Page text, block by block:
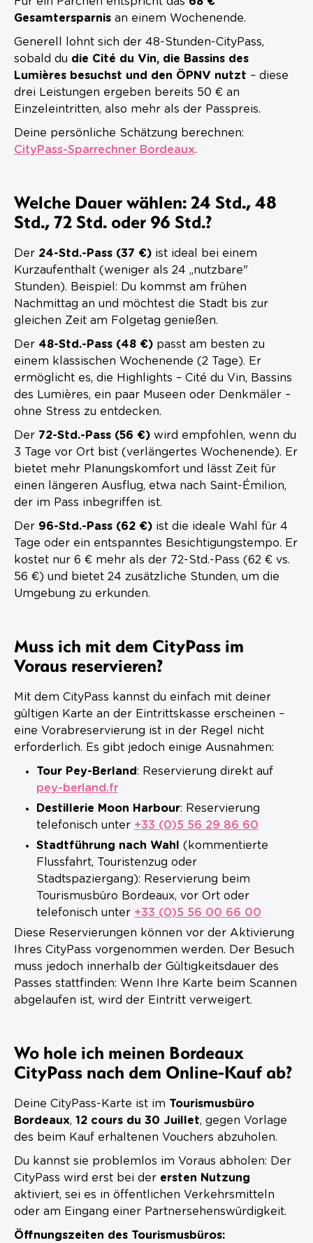
Gesamtersparnis an einem Wochenende.
Generell lohnt sich der 48-Stunden-CityPass,
sobald du die Cité du Vin, die Bassins des
Lumières besuchst und den ÖPNV nutzt – diese
drei Leistungen ergeben bereits 50 € an
Einzeleintritten, also mehr als der Passpreis.
Deine persönliche Schätzung berechnen:
CityPass-Sparrechner Bordeaux.
Welche Dauer wählen: 24 Std., 48
Std., 72 Std. oder 96 Std.?
Der 24-Std.-Pass (37 €) ist ideal bei einem
Kurzaufenthalt (weniger als 24 „nutzbare"
Stunden). Beispiel: Du kommst am frühen
Nachmittag an und möchtest die Stadt bis zur
gleichen Zeit am Folgetag genießen.
Der 48-Std.-Pass (48 €) passt am besten zu
einem klassischen Wochenende (2 Tage). Er
ermöglicht es, die Highlights – Cité du Vin, Bassins
des Lumières, ein paar Museen oder Denkmäler –
ohne Stress zu entdecken.
Der 72-Std.-Pass (56 €) wird empfohlen, wenn du
3 Tage vor Ort bist (verlängertes Wochenende). Er
bietet mehr Planungskomfort und lässt Zeit für
einen längeren Ausflug, etwa nach Saint-Émilion,
der im Pass inbegriffen ist.
Der 96-Std.-Pass (62 €) ist die ideale Wahl für 4
Tage oder ein entspanntes Besichtigungstempo. Er
kostet nur 6 € mehr als der 72-Std.-Pass (62 € vs.
56 €) und bietet 24 zusätzliche Stunden, um die
Umgebung zu erkunden.
Muss ich mit dem CityPass im
Voraus reservieren?
Mit dem CityPass kannst du einfach mit deiner
gültigen Karte an der Eintrittskasse erscheinen –
eine Vorabreservierung ist in der Regel nicht
erforderlich. Es gibt jedoch einige Ausnahmen:
Tour Pey-Berland: Reservierung direkt auf
pey-berland.fr
Destillerie Moon Harbour: Reservierung
telefonisch unter +33 (0)5 56 29 86 60
Stadtführung nach Wahl
(kommentierte
Flussfahrt, Touristenzug oder
Stadtspaziergang): Reservierung beim
Tourismusbüro Bordeaux, vor Ort oder
telefonisch unter +33 (0)5 56 00 66 00
Diese Reservierungen können vor der Aktivierung
Ihres CityPass vorgenommen werden. Der Besuch
muss jedoch innerhalb der Gültigkeitsdauer des
Passes stattfinden: Wenn Ihre Karte beim Scannen
abgelaufen ist, wird der Eintritt verweigert.
Wo hole ich meinen Bordeaux
CityPass nach dem Online-Kauf ab?
Deine CityPass-Karte ist im Tourismusbüro
Bordeaux, 12 cours du 30 Juillet, gegen Vorlage
des beim Kauf erhaltenen Vouchers abzuholen.
Du kannst sie problemlos im Voraus abholen: Der
CityPass wird erst bei der ersten Nutzung
aktiviert, sei es in öffentlichen Verkehrsmitteln
oder am Eingang einer Partnersehenswürdigkeit.
Öffnungszeiten des Tourismusbüros: